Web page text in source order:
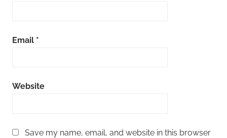
Email *
Website
Save my name, email, and website in this browser